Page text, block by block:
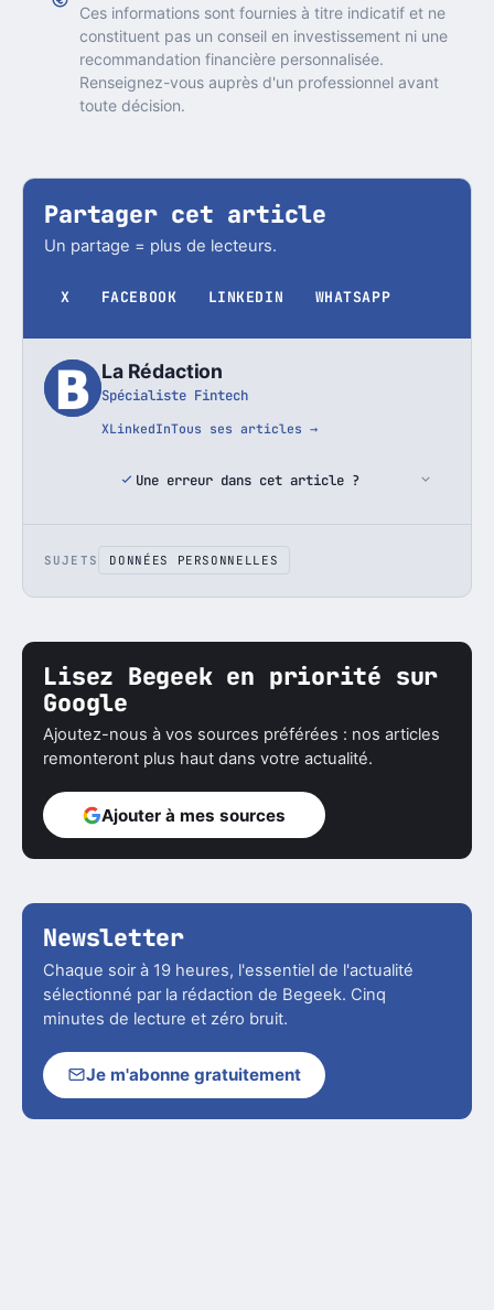
Ces informations sont fournies à titre indicatif et ne
constituent pas un conseil en investissement ni une
recommandation financière personnalisée.
Renseignez-vous auprès d'un professionnel avant
toute décision.
Partager cet article
Un partage = plus de lecteurs.
X FACEBOOK LINKEDIN WHATSAPP
La Rédaction
Spécialiste Fintech
XLinkedInTous ses articles →
Une erreur dans cet article ?
SUJETS DONNÉES PERSONNELLES
Lisez Begeek en priorité sur
Google
Ajoutez-nous à vos sources préférées : nos articles
remonteront plus haut dans votre actualité.
Ajouter à mes sources
Newsletter
Chaque soir à 19 heures, l'essentiel de l'actualité
sélectionné par la rédaction de Begeek. Cinq
minutes de lecture et zéro bruit.
Je m'abonne gratuitement